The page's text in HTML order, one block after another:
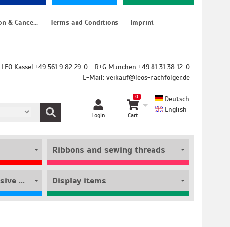
Instructions for cancellation & Cancellation form Terms and Conditions Imprint
LEO Kassel +49 561 9 82 29-0
R+G München +49 81 31 38 12-0
E-Mail: verkauf@leos-nachfolger.de
Login
0
Cart
Deutsch
English
Ribbons and sewing threads
Film rolls and self-adhesive pouches Display items